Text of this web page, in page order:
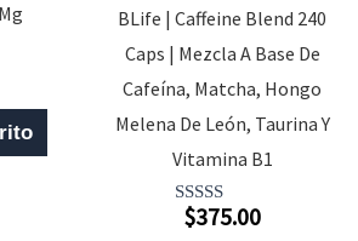
BLife | Caffeine Blend 240
Caps | Mezcla A Base De
Cafeína, Matcha, Hongo
Melena De León, Taurina Y
Vitamina B1
Valorado
$375.00